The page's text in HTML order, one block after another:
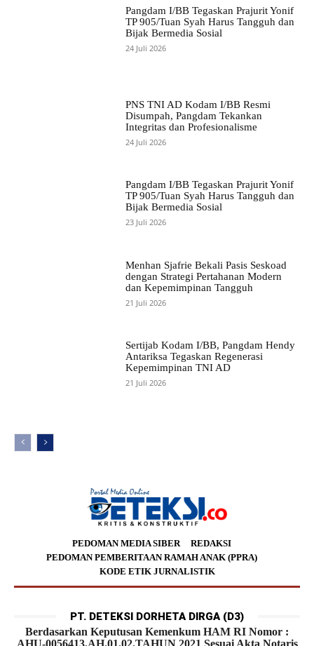
Pangdam I/BB Tegaskan Prajurit Yonif
TP 905/Tuan Syah Harus Tangguh dan
Bijak Bermedia Sosial
24 Juli 2026
PNS TNI AD Kodam I/BB Resmi
Disumpah, Pangdam Tekankan
Integritas dan Profesionalisme
24 Juli 2026
Pangdam I/BB Tegaskan Prajurit Yonif
TP 905/Tuan Syah Harus Tangguh dan
Bijak Bermedia Sosial
23 Juli 2026
Menhan Sjafrie Bekali Pasis Seskoad
dengan Strategi Pertahanan Modern
dan Kepemimpinan Tangguh
21 Juli 2026
Sertijab Kodam I/BB, Pangdam Hendy
Antariksa Tegaskan Regenerasi
Kepemimpinan TNI AD
21 Juli 2026
PEDOMAN MEDIA SIBER
REDAKSI
PEDOMAN PEMBERITAAN RAMAH ANAK (PPRA)
KODE ETIK JURNALISTIK
PT. DETEKSI DORHETA DIRGA (D3)
Berdasarkan Keputusan Kemenkum HAM RI Nomor :
AHU-0056413.AH.01.02.TAHUN 2021 Sesuai Akta Notaris